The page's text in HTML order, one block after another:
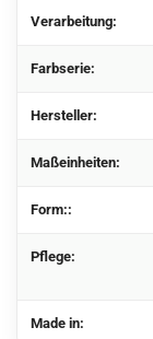
Verarbeitung:
Farbserie:
Hersteller:
Maßeinheiten:
Form::
Pflege:
Made in: